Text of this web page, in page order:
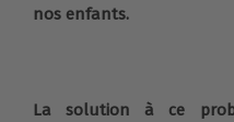
nos enfants.
La solution à ce